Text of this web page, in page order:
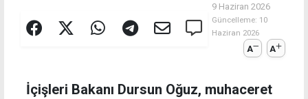
9 Haziran 2026
Güncelleme: 10
Haziran 2026
A A
İçişleri Bakanı Dursun Oğuz, muhaceret